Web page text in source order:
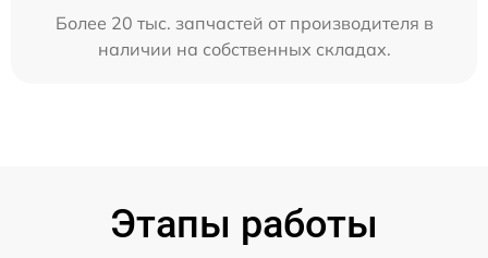
Более 20 тыс. запчастей от производителя в
наличии на собственных складах.
Этапы работы